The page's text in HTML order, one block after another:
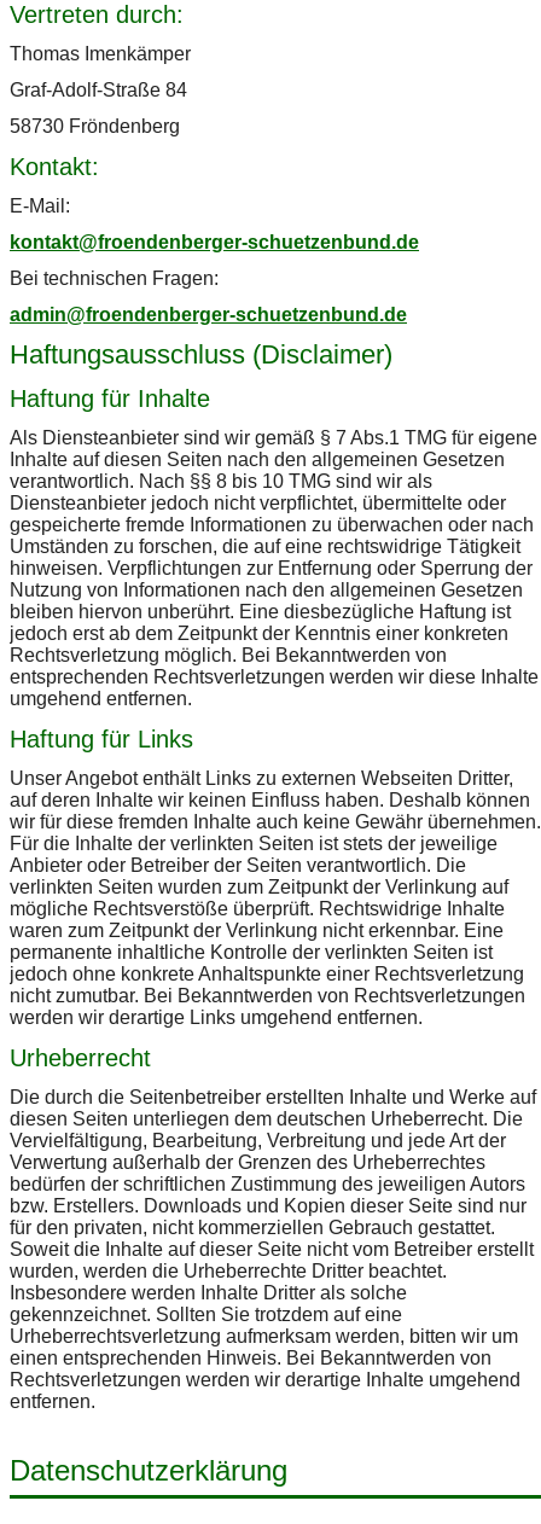
Vertreten durch:
Thomas Imenkämper
Graf-Adolf-Straße 84
58730 Fröndenberg
Kontakt:
E-Mail:
kontakt@froendenberger-schuetzenbund.de
Bei technischen Fragen:
admin@froendenberger-schuetzenbund.de
Haftungsausschluss (Disclaimer)
Haftung für Inhalte
Als Diensteanbieter sind wir gemäß § 7 Abs.1 TMG für eigene
Inhalte auf diesen Seiten nach den allgemeinen Gesetzen
verantwortlich. Nach §§ 8 bis 10 TMG sind wir als
Diensteanbieter jedoch nicht verpflichtet, übermittelte oder
gespeicherte fremde Informationen zu überwachen oder nach
Umständen zu forschen, die auf eine rechtswidrige Tätigkeit
hinweisen. Verpflichtungen zur Entfernung oder Sperrung der
Nutzung von Informationen nach den allgemeinen Gesetzen
bleiben hiervon unberührt. Eine diesbezügliche Haftung ist
jedoch erst ab dem Zeitpunkt der Kenntnis einer konkreten
Rechtsverletzung möglich. Bei Bekanntwerden von
entsprechenden Rechtsverletzungen werden wir diese Inhalte
umgehend entfernen.
Haftung für Links
Unser Angebot enthält Links zu externen Webseiten Dritter,
auf deren Inhalte wir keinen Einfluss haben. Deshalb können
wir für diese fremden Inhalte auch keine Gewähr übernehmen.
Für die Inhalte der verlinkten Seiten ist stets der jeweilige
Anbieter oder Betreiber der Seiten verantwortlich. Die
verlinkten Seiten wurden zum Zeitpunkt der Verlinkung auf
mögliche Rechtsverstöße überprüft. Rechtswidrige Inhalte
waren zum Zeitpunkt der Verlinkung nicht erkennbar. Eine
permanente inhaltliche Kontrolle der verlinkten Seiten ist
jedoch ohne konkrete Anhaltspunkte einer Rechtsverletzung
nicht zumutbar. Bei Bekanntwerden von Rechtsverletzungen
werden wir derartige Links umgehend entfernen.
Urheberrecht
Die durch die Seitenbetreiber erstellten Inhalte und Werke auf
diesen Seiten unterliegen dem deutschen Urheberrecht. Die
Vervielfältigung, Bearbeitung, Verbreitung und jede Art der
Verwertung außerhalb der Grenzen des Urheberrechtes
bedürfen der schriftlichen Zustimmung des jeweiligen Autors
bzw. Erstellers. Downloads und Kopien dieser Seite sind nur
für den privaten, nicht kommerziellen Gebrauch gestattet.
Soweit die Inhalte auf dieser Seite nicht vom Betreiber erstellt
wurden, werden die Urheberrechte Dritter beachtet.
Insbesondere werden Inhalte Dritter als solche
gekennzeichnet. Sollten Sie trotzdem auf eine
Urheberrechtsverletzung aufmerksam werden, bitten wir um
einen entsprechenden Hinweis. Bei Bekanntwerden von
Rechtsverletzungen werden wir derartige Inhalte umgehend
entfernen.
Datenschutzerklärung